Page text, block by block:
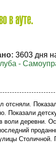
в ауте.
3603 дня
-
отсняли.
Показали
воли деревни.